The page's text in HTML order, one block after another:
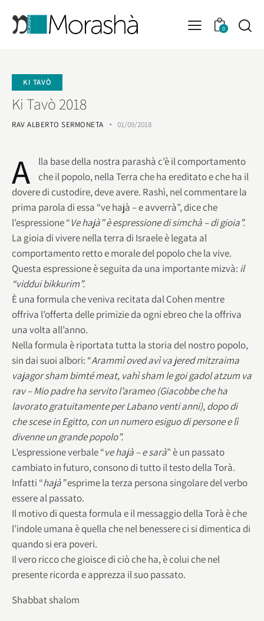
0
KI TAVÒ
Ki Tavò 2018
RAV ALBERTO SERMONETA 01/09/2018
A
lla base della nostra parashà c’è il comportamento
che il popolo, nella Terra che ha ereditato e che ha il
dovere di custodire, deve avere. Rashì, nel commentare la
prima parola di essa “ve hajà – e avverrà”, dice che
l’espressione “Ve hajà” è espressione di simchà – di gioia”.
La gioia di vivere nella terra di Israele è legata al
comportamento retto e morale del popolo che la vive.
Questa espressione è seguita da una importante mizvà: il
“viddui bikkurim”.
È una formula che veniva recitata dal Cohen mentre
offriva l’offerta delle primizie da ogni ebreo che la offriva
una volta all’anno.
Nella formula è riportata tutta la storia del nostro popolo,
sin dai suoi albori: “Arammì oved avì va jered mitzraima
vajagor sham bimté meat, vahì sham le goi gadol atzum va
rav – Mio padre ha servito l’arameo (Giacobbe che ha
lavorato gratuitamente per Labano venti anni),dopo di
che scese in Egitto, con un numero esiguo di persone e lì
divenne un grande popolo”.
L’espressione verbale “ve hajà – e sarà” è un passato
cambiato in futuro, consono di tutto il testo della Torà.
Infatti “hajà”esprime la terza persona singolare del verbo
essere al passato.
Il motivo di questa formula e il messaggio della Torà è che
l’indole umana è quella che nel benessere ci si dimentica di
quando si era poveri.
Il vero ricco che gioisce di ciò che ha, è colui che nel
presente ricorda e apprezza il suo passato.
Shabbat shalom